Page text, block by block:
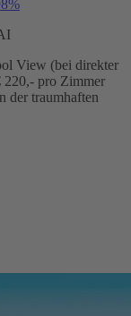
View (bei direkter
220,- pro Zimmer
der traumhaften